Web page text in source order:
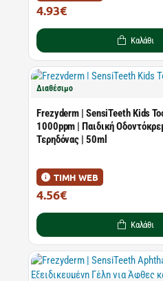
4.93€
Καλάθι
Διαθέσιμο
Frezyderm | SensiTeeth Kids
1000ppm | Παιδική
Τερηδόνας | 50ml
ΤΙΜΗ WEB
4.56€
Καλάθι